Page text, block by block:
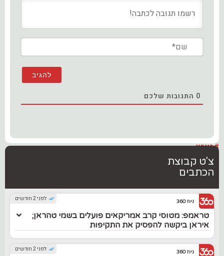
0 התגובות שלכם
#בארץ
צ'ט קבוצת
הכתבים
לפני 2 חודשים ניוז 360
טראמפ: מטוסי קרב אמריקאים פועלים בשמי טהראן;
איראן ביקשה להפסיק את התקיפות
לפני 2 חודשים ניוז 360